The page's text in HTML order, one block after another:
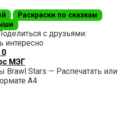
Раскраски по сказкам
с друзьями:
интересно
0
МЭГ
Brawl Stars — Распечатать или
А4